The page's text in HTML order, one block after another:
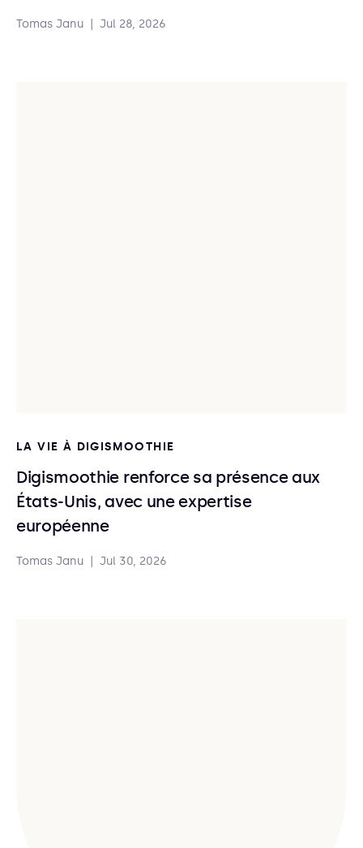
Tomas Janu Jul 28, 2026
LA VIE À DIGISMOOTHIE
Digismoothie renforce sa présence aux
États-Unis, avec une expertise
européenne
Tomas Janu Jul 30, 2026